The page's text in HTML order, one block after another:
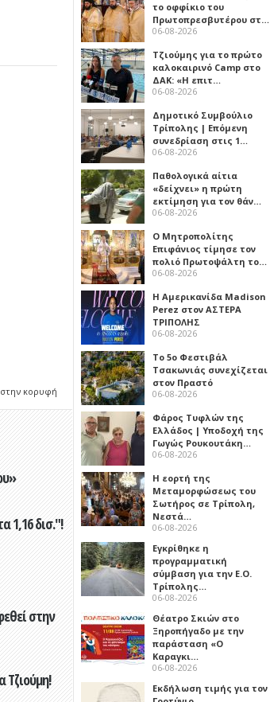
κορυφή
1,16 δισ."!
στην
Τζιούμη!
το οφφίκιο του
Πρωτοπρεσβυτέρου στ…
06-08-2026
Τζιούμης για το πρώτο
καλοκαιρινό Camp στο
ΔΑΚ: «Η επιτ…
06-08-2026
Δημοτικό Συμβούλιο
Τρίπολης | Επόμενη
συνεδρίαση στις 1…
06-08-2026
Παθολογικά αίτια
«δείχνει» η πρώτη
εκτίμηση για τον θάν…
06-08-2026
Ο Μητροπολίτης
Επιφάνιος τίμησε τον
πολιό Πρωτοψάλτη το…
06-08-2026
Η Αμερικανίδα Madison
Perez στον ΑΣΤΕΡΑ
ΤΡΙΠΟΛΗΣ
06-08-2026
Το 5ο Φεστιβάλ
Τσακωνιάς συνεχίζεται
στον Πραστό
06-08-2026
Φάρος Τυφλών της
Ελλάδος | Υποδοχή της
Γωγώς Ρουκουτάκη…
06-08-2026
Η εορτή της
Μεταμορφώσεως του
Σωτήρος σε Τρίπολη,
Νεστά…
06-08-2026
Εγκρίθηκε η
προγραμματική
σύμβαση για την Ε.Ο.
Τρίπολης…
06-08-2026
Θέατρο Σκιών στο
Ξηροπήγαδο με την
παράσταση «Ο
Καραγκι…
06-08-2026
Εκδήλωση τιμής για τον